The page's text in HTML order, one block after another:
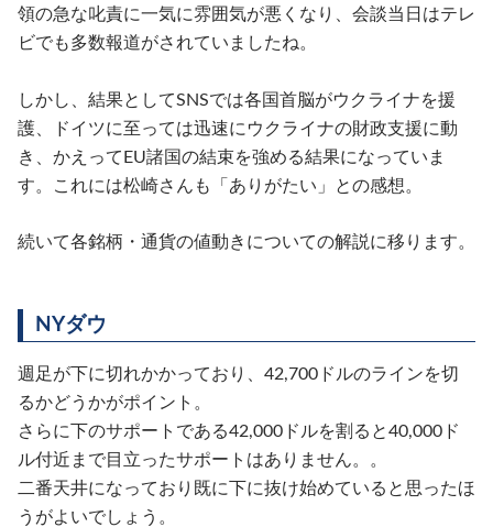
領の急な叱責に一気に雰囲気が悪くなり、会談当日はテレ
ビでも多数報道がされていましたね。
しかし、結果としてSNSでは各国首脳がウクライナを援
護、ドイツに至っては迅速にウクライナの財政支援に動
き、かえってEU諸国の結束を強める結果になっていま
す。これには松崎さんも「ありがたい」との感想。
続いて各銘柄・通貨の値動きについての解説に移ります。
NYダウ
週足が下に切れかかっており、42,700ドルのラインを切
るかどうかがポイント。
さらに下のサポートである42,000ドルを割ると40,000ド
ル付近まで目立ったサポートはありません。。
二番天井になっており既に下に抜け始めていると思ったほ
うがよいでしょう。